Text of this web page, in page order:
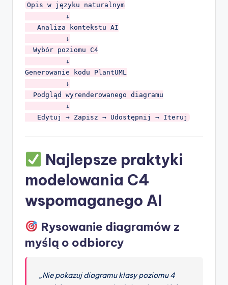
Opis w języku naturalnym
          ↓
   Analiza kontekstu AI
          ↓
  Wybór poziomu C4
          ↓
Generowanie kodu PlantUML
          ↓
  Podgląd wyrenderowanego diagramu
          ↓
Najlepsze praktyki
modelowania C4
wspomaganego AI
Rysowanie diagramów z
myślą o odbiorcy
„Nie pokazuj diagramu klasy poziomu 4